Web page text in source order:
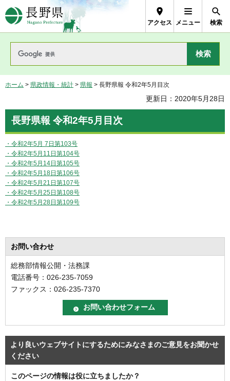
長野県Nagano Prefecture
アクセス メニュー 検索
ホーム > 県政情報・統計 > 県報 > 長野県報 令和2年5月目次
更新日：2020年5月28日
長野県報 令和2年5月目次
・令和2年5月 7日第103号
・令和2年5月11日第104号
・令和2年5月14日第105号
・令和2年5月18日第106号
・令和2年5月21日第107号
・令和2年5月25日第108号
・令和2年5月28日第109号
お問い合わせ
総務部情報公開・法務課
電話番号：026-235-7059
ファックス：026-235-7370
より良いウェブサイトにするためにみなさまのご意見をお聞かせ
ください
このページの情報は役に立ちましたか？